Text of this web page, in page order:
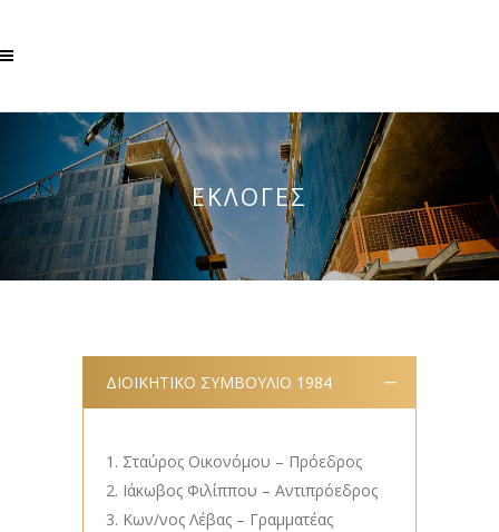
ΕΚΛΟΓΕΣ
ΔΙΟΙΚΗΤΙΚΟ ΣΥΜΒΟΥΛΙΟ 1984
Σταύρος Οικονόμου – Πρόεδρος
Ιάκωβος Φιλίππου – Αντιπρόεδρος
Κων/νος Λέβας – Γραμματέας